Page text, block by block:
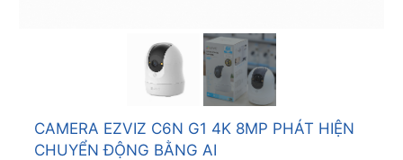
CAMERA EZVIZ C6N G1 4K 8MP PHÁT HIỆN
CHUYỂN ĐỘNG BẰNG AI